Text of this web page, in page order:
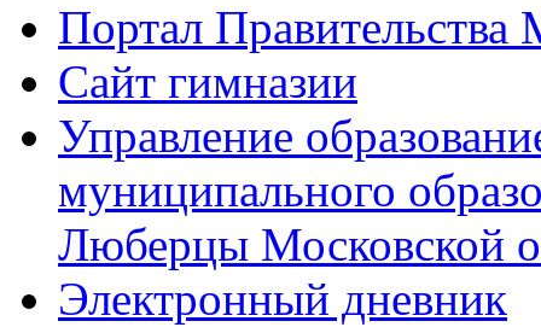
Портал Правительства
Сайт гимназии
Управление
муниципального
Люберцы Московской
Электронный дневник